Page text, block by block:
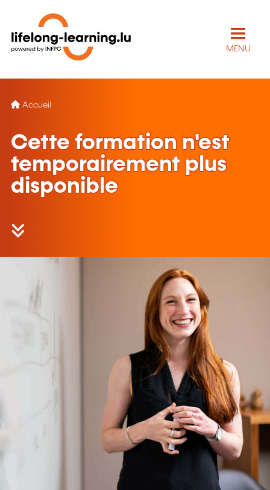
MENU
Accueil
Cette formation n'est
temporairement plus
disponible